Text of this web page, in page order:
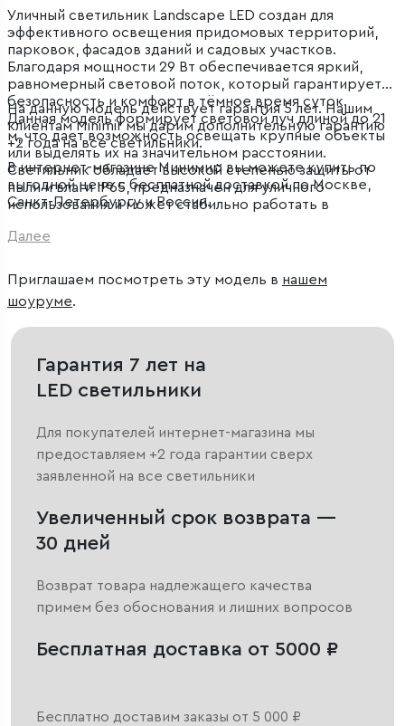
Уличный светильник Landscape LED cоздан для
эффективного освещения придомовых территорий,
парковок, фасадов зданий и садовых участков.
Благодаря мощности 29 Вт обеспечивается яркий,
равномерный световой поток, который гарантирует
безопасность и комфорт в тёмное время суток.
Данная модель формирует световой луч длиной до 21
м, что дает возможность освещать крупные объекты
или выделять их на значительном расстоянии.
Светильник обладает высокой степенью защиты от
пыли и влаги IP65, предназначен для уличного
использования и может стабильно работать в
На данную модель действует гарантия 5 лет. Нашим
клиентам Minimir мы дарим дополнительную гарантию
+2 года на все светильники.
В интернет-магазине Минимир вы можете купить по
выгодной цене с бесплатной доставкой по Москве,
Санкт-Петербургу и России.
Далее
Приглашаем посмотреть эту модель в нашем
шоуруме.
Гарантия 7 лет на
LED светильники
Для покупателей интернет-магазина мы
предоставляем +2 года гарантии сверх
заявленной на все светильники
Увеличенный срок возврата —
30 дней
Возврат товара надлежащего качества
примем без обоснования и лишних вопросов
Бесплатная доставка от 5000 ₽
Бесплатно доставим заказы от 5 000 ₽